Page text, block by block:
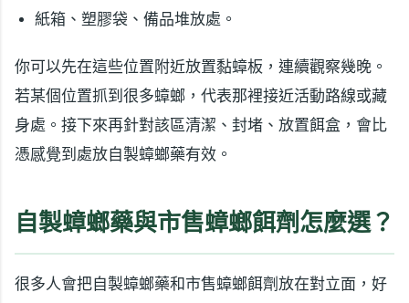
紙箱、塑膠袋、備品堆放處。
你可以先在這些位置附近放置黏蟑板，連續觀察幾晚。
若某個位置抓到很多蟑螂，代表那裡接近活動路線或藏
身處。接下來再針對該區清潔、封堵、放置餌盒，會比
憑感覺到處放自製蟑螂藥有效。
自製蟑螂藥與市售蟑螂餌劑怎麼選？
很多人會把自製蟑螂藥和市售蟑螂餌劑放在對立面，好